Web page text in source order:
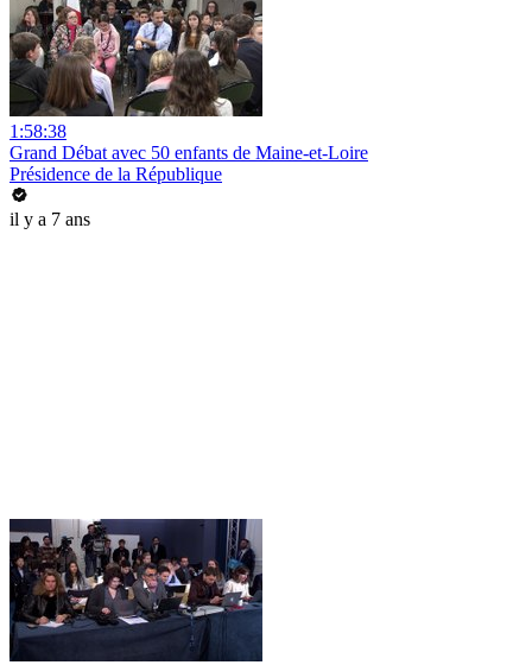
1:58:38
Grand Débat avec 50 enfants de Maine-et-Loire
Présidence de la République
il y a 7 ans